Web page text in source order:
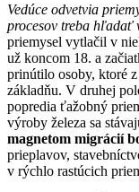
Vedúce odvetvia
procesov treba hľadať
priemysel vytlačil v
už koncom 18. a
prinútilo osoby, ktoré
základňu. V druhej
popredia ťažobný
výroby železa sa
magnetom migrácií
prieplavov,
v rýchlo rastúcich